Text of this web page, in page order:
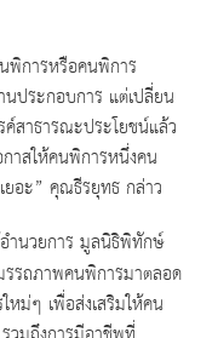
พิการหรือคนพิการ
นประกอบการ แต่เปลี่ยน
สาธารณะประโยชน์แล้ว
กาสให้คนพิการหนึ่งคน
ยอะ” คุณธีรยุทธ กล่าว
ำนวยการ มูลนิธิพิทักษ์
รถภาพคนพิการมาตลอด
หม่ๆ เพื่อส่งเสริมให้คน